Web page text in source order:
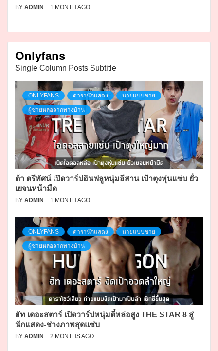
BY ADMIN 1 MONTH AGO
Onlyfans
Single Column Posts Subtitle
ONLYFANS ดารานักแสดง นายแบบชาย
ผู้ชายหล่อจากทางบ้าน
ต้า ตรีทัศน์ เปิดวาร์ปอินฟลูหนุ่มอีสาน เป้าตุงหุ่นแซ่บ ยั่ว
เยจนหน้ามืด
BY ADMIN 1 MONTH AGO
ONLYFANS ดารานักแสดง นายแบบชาย
ผู้ชายหล่อจากทางบ้าน
ฮัท เดอะสตาร์ เปิดวาร์ปหนุ่มตี๋หล่อสูง THE STAR 8 สู่
นักแสดง-ช่างภาพสุดแซ่บ
BY ADMIN 2 MONTHS AGO